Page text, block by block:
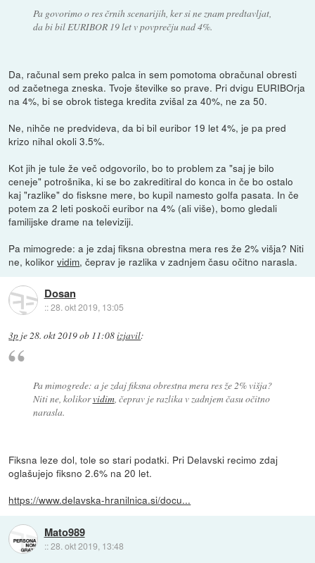
Pa govorimo o res črnih scenarijih, ker si ne znam predtavljat,
da bi bil EURIBOR 19 let v povprečju nad 4%.
Da, računal sem preko palca in sem pomotoma obračunal obresti
od začetnega zneska. Tvoje številke so prave. Pri dvigu EURIBOrja
na 4%, bi se obrok tistega kredita zvišal za 40%, ne za 50.
Ne, nihče ne predvideva, da bi bil euribor 19 let 4%, je pa pred
krizo nihal okoli 3.5%.
Kot jih je tule že več odgovorilo, bo to problem za "saj je bilo
ceneje" potrošnika, ki se bo zakreditiral do konca in če bo ostalo
kaj "razlike" do fisksne mere, bo kupil namesto golfa pasata. In če
potem za 2 leti poskoči euribor na 4% (ali više), bomo gledali
familijske drame na televiziji.
Pa mimogrede: a je zdaj fiksna obrestna mera res že 2% višja? Niti
ne, kolikorvidim, čeprav je razlika v zadnjem času očitno narasla.
Dosan
::28. okt 2019, 13:05
3p je28. okt 2019 ob 11:08izjavil:
Pa mimogrede: a je zdaj fiksna obrestna mera res že 2% višja?
Niti ne, kolikorvidim, čeprav je razlika v zadnjem času očitno
narasla.
Fiksna leze dol, tole so stari podatki. Pri Delavski recimo zdaj
oglašujejo fiksno 2.6% na 20 let.
https://www.delavska-hranilnica.si/docu...
Mato989
::28. okt 2019, 13:48